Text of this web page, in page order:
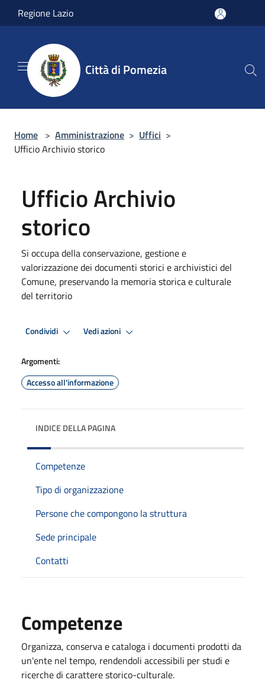
Salta al contenuto principale
Regione Lazio
Città di Pomezia
Home > Amministrazione > Uffici >
Ufficio Archivio storico
Ufficio Archivio
storico
Si occupa della conservazione, gestione e
valorizzazione dei documenti storici e archivistici del
Comune, preservando la memoria storica e culturale
del territorio
Condividi Vedi azioni
Argomenti:
Accesso all'informazione
INDICE DELLA PAGINA
Competenze
Tipo di organizzazione
Persone che compongono la struttura
Sede principale
Contatti
Competenze
Organizza, conserva e cataloga i documenti prodotti da
un'ente nel tempo, rendendoli accessibili per studi e
ricerche di carattere storico-culturale.